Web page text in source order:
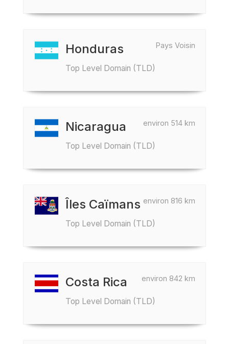
Pays Voisin
Honduras
Top Level Domain (TLD)
environ 514 km
Nicaragua
Top Level Domain (TLD)
environ 816 km
Îles Caïmans
Top Level Domain (TLD)
environ 842 km
Costa Rica
Top Level Domain (TLD)